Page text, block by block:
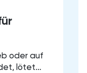
oder auf
lötet